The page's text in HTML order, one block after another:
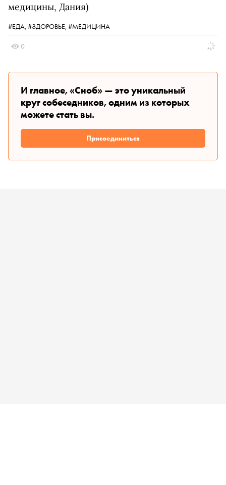
медицины, Дания)
#ЕДА, #ЗДОРОВЬЕ, #МЕДИЦИНА
0
И главное, «Сноб» — это уникальный
круг собеседников, одним из которых
можете стать вы.
Присоединиться